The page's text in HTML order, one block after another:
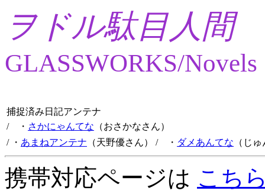
ヲドル駄目人間
GLASSWORKS/Novels
捕捉済み日記アンテナ
/ ・ さかにゃんてな （おさかなさん）
/ ・ あまねアンテナ （天野優さん） / ・ ダメあんてな （じ
携帯対応ページは こち